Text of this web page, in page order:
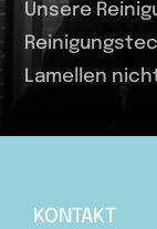
Unsere
Lamellen
KONTAKT